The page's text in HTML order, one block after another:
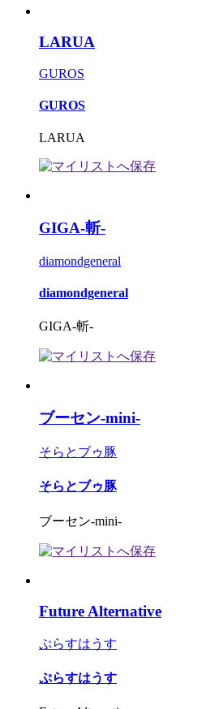
LARUA
GUROS
GUROS
LARUA
GIGA-斬-
diamondgeneral
diamondgeneral
GIGA-斬-
ブーセン-mini-
そらとブゥ豚
そらとブゥ豚
ブーセン-mini-
Future Alternative
ぷらすはうす
ぷらすはうす